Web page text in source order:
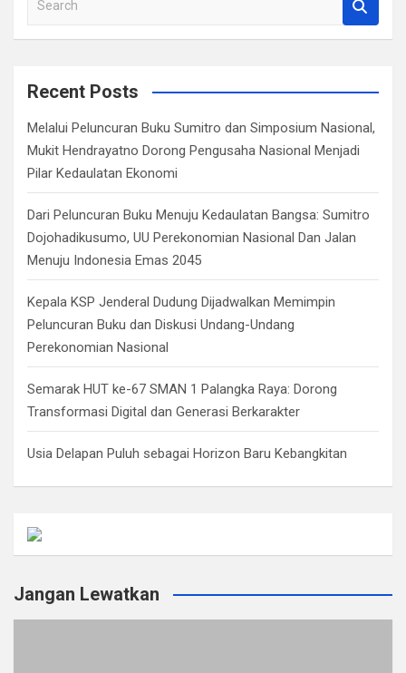
a
c
Recent Posts
Melalui Peluncuran Buku Sumitro dan Simposium Nasional,
Mukit Hendrayatno Dorong Pengusaha Nasional Menjadi
Pilar Kedaulatan Ekonomi
Dari Peluncuran Buku Menuju Kedaulatan Bangsa: Sumitro
Dojohadikusumo, UU Perekonomian Nasional Dan Jalan
Menuju Indonesia Emas 2045
Kepala KSP Jenderal Dudung Dijadwalkan Memimpin
Peluncuran Buku dan Diskusi Undang-Undang
Perekonomian Nasional
Semarak HUT ke-67 SMAN 1 Palangka Raya: Dorong
Transformasi Digital dan Generasi Berkarakter
Usia Delapan Puluh sebagai Horizon Baru Kebangkitan
Jangan Lewatkan